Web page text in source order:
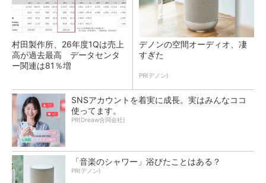
村田製作所、26年度1Qは売上
高が過去最高 データセンタ
ー関連は81％増
デノンの空間オーディオ、凄
すぎた
PR(デノン)
SNSアカウントを着実に成長。実はみんなココ
使ってます。
PR(Dreaw合同会社)
「音楽のシャワー」浴びたことはある？
PR(デノン)